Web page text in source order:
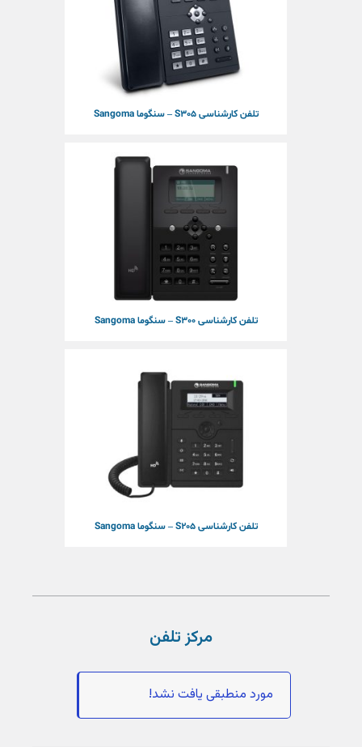
تلفن کارشناسی S305 – سنگوما Sangoma
تلفن کارشناسی S300 – سنگوما Sangoma
تلفن کارشناسی S205 – سنگوما Sangoma
مرکز تلفن
مورد منطبقی یافت نشد!